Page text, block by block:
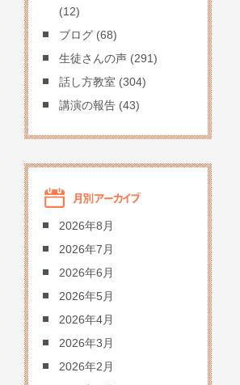
(12)
ブログ (68)
生徒さんの声 (291)
話し方教室 (304)
講演の報告 (43)
2026年8月
2026年7月
2026年6月
2026年5月
2026年4月
2026年3月
2026年2月